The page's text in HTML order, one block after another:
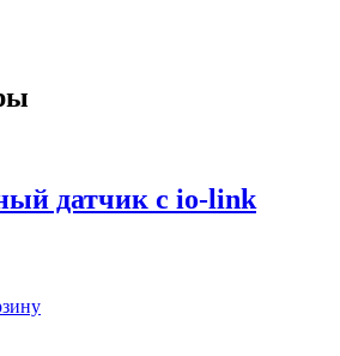
датчик с io-link